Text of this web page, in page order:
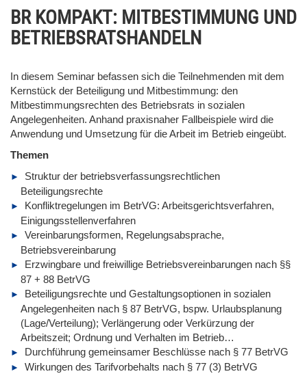
BR KOMPAKT: MITBESTIMMUNG UND
BETRIEBSRATSHANDELN
In diesem Seminar befassen sich die Teilnehmenden mit dem
Kernstück der Beteiligung und Mitbestimmung: den
Mitbestimmungsrechten des Betriebsrats in sozialen
Angelegenheiten. Anhand praxisnaher Fallbeispiele wird die
Anwendung und Umsetzung für die Arbeit im Betrieb eingeübt.
Themen
Struktur der betriebsverfassungsrechtlichen
Beteiligungsrechte
Konfliktregelungen im BetrVG: Arbeitsgerichtsverfahren,
Einigungsstellenverfahren
Vereinbarungsformen, Regelungsabsprache,
Betriebsvereinbarung
Erzwingbare und freiwillige Betriebsvereinbarungen nach §§
87 + 88 BetrVG
Beteiligungsrechte und Gestaltungsoptionen in sozialen
Angelegenheiten nach § 87 BetrVG, bspw. Urlaubsplanung
(Lage/Verteilung); Verlängerung oder Verkürzung der
Arbeitszeit; Ordnung und Verhalten im Betrieb…
Durchführung gemeinsamer Beschlüsse nach § 77 BetrVG
Wirkungen des Tarifvorbehalts nach § 77 (3) BetrVG